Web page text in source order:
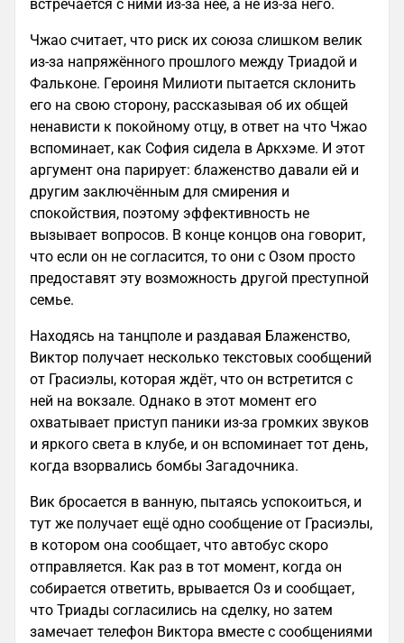
встречается с ними из-за неё, а не из-за него.
Чжао считает, что риск их союза слишком велик
из-за напряжённого прошлого между Триадой и
Фальконе. Героиня Милиоти пытается склонить
его на свою сторону, рассказывая об их общей
ненависти к покойному отцу, в ответ на что Чжао
вспоминает, как София сидела в Аркхэме. И этот
аргумент она парирует: блаженство давали ей и
другим заключённым для смирения и
спокойствия, поэтому эффективность не
вызывает вопросов. В конце концов она говорит,
что если он не согласится, то они с Озом просто
предоставят эту возможность другой преступной
семье.
Находясь на танцполе и раздавая Блаженство,
Виктор получает несколько текстовых сообщений
от Грасиэлы, которая ждёт, что он встретится с
ней на вокзале. Однако в этот момент его
охватывает приступ паники из-за громких звуков
и яркого света в клубе, и он вспоминает тот день,
когда взорвались бомбы Загадочника.
Вик бросается в ванную, пытаясь успокоиться, и
тут же получает ещё одно сообщение от Грасиэлы,
в котором она сообщает, что автобус скоро
отправляется. Как раз в тот момент, когда он
собирается ответить, врывается Оз и сообщает,
что Триады согласились на сделку, но затем
замечает телефон Виктора вместе с сообщениями